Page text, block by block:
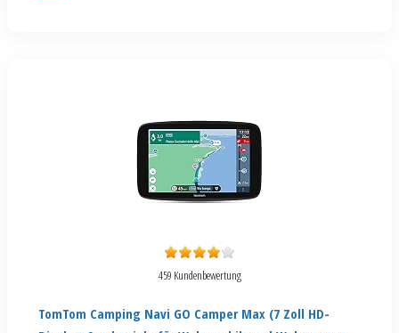
459 Kundenbewertung
TomTom Camping Navi GO Camper Max (7 Zoll HD-